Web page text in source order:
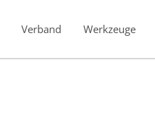
Verband Werkzeuge